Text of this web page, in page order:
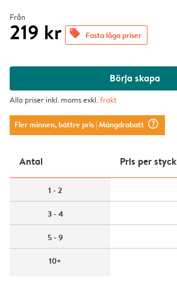
Från
219 kr offers Fasta låga priser
Börja skapa
Alla priser inkl. moms exkl.frakt
Fler minnen, bättre pris| Mängdrabatt question_mark_circle
Antal Pris per styck
1 - 2
3 - 4
5 - 9
10+